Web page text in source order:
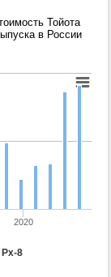
Тойота
в России
8
2020